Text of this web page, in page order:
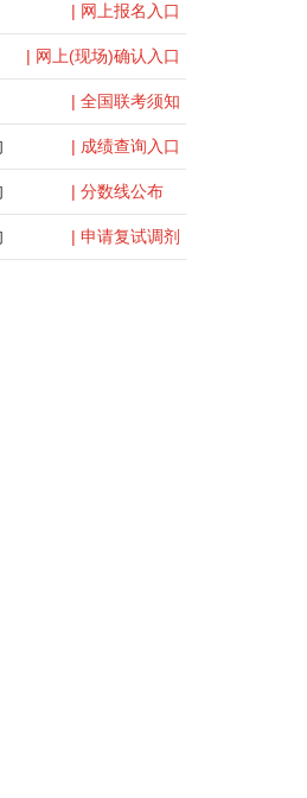
| 网上报名入口
| 网上(现场)确认入口
| 全国联考须知
| 成绩查询入口
| 分数线公布
| 申请复试调剂